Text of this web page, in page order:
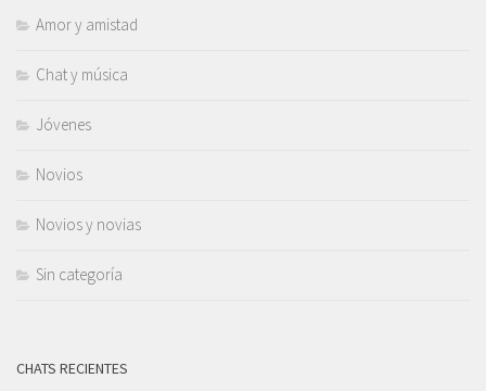
Amor y amistad
Chat y música
Jóvenes
Novios
Novios y novias
Sin categoría
CHATS RECIENTES